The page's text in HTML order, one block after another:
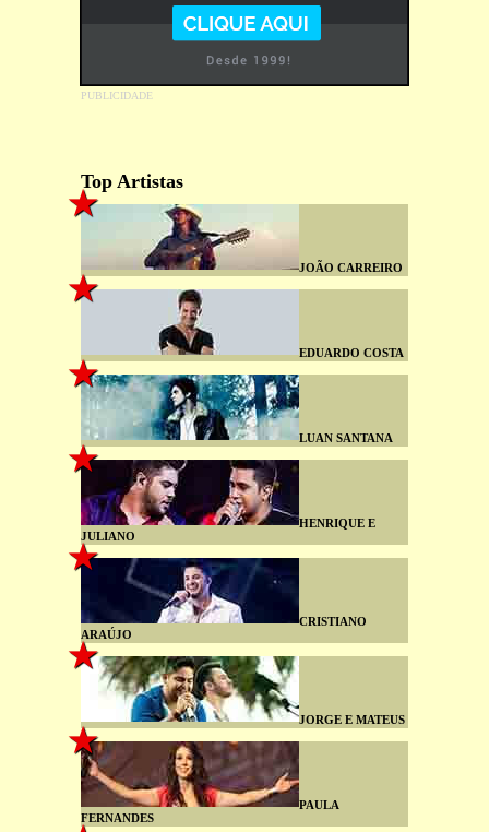
Top Artistas
JOÃO CARREIRO
EDUARDO COSTA
LUAN SANTANA
HENRIQUE E
JULIANO
CRISTIANO
ARAÚJO
JORGE E MATEUS
PAULA
FERNANDES